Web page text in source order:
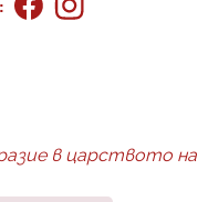
в царството на